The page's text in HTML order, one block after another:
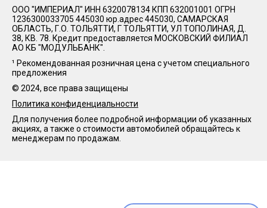
ООО "ИМПЕРИАЛ" ИНН 6320078134 КПП 632001001 ОГРН
1236300033705 445030 юр.адрес 445030, САМАРСКАЯ
ОБЛАСТЬ, Г.О. ТОЛЬЯТТИ, Г ТОЛЬЯТТИ, УЛ ТОПОЛИНАЯ, Д.
38, КВ. 78. Кредит предоставляется МОСКОВСКИЙ ФИЛИАЛ
АО КБ "МОДУЛЬБАНК".
¹ Рекомендованная розничная цена с учетом специального
предложения
© 2024, все права защищены
Политика конфиденциальности
Для получения более подробной информации об указанных
акциях, а также о стоимости автомобилей обращайтесь к
менеджерам по продажам.